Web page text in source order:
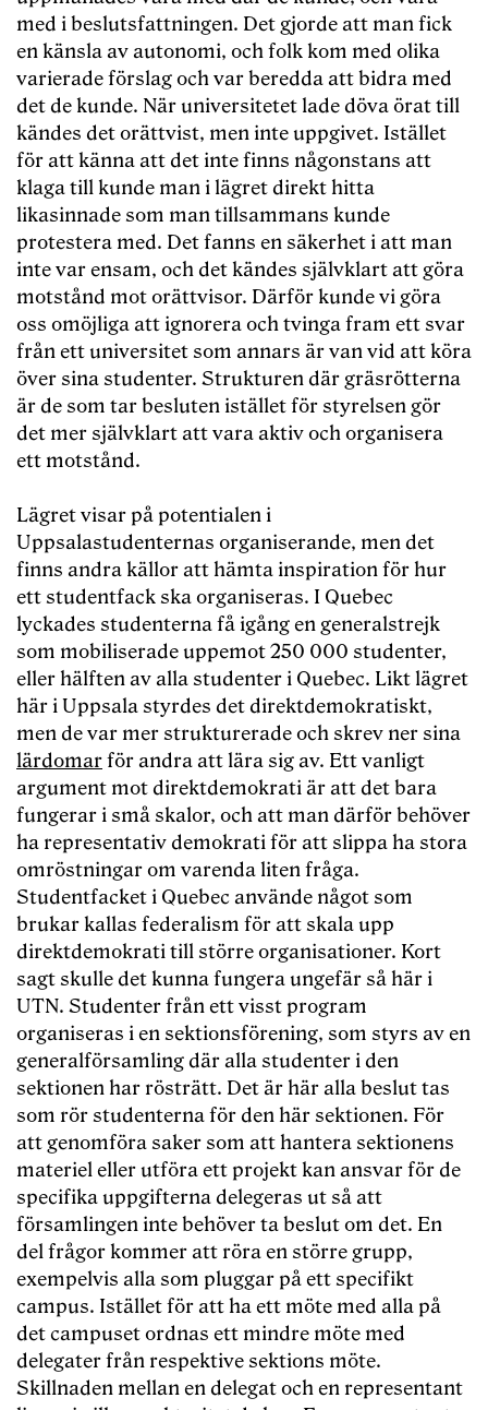
med i beslutsfattningen. Det gjorde att man fick
en känsla av autonomi, och folk kom med olika
varierade förslag och var beredda att bidra med
det de kunde. När universitetet lade döva örat till
kändes det orättvist, men inte uppgivet. Istället
för att känna att det inte finns någonstans att
klaga till kunde man i lägret direkt hitta
likasinnade som man tillsammans kunde
protestera med. Det fanns en säkerhet i att man
inte var ensam, och det kändes självklart att göra
motstånd mot orättvisor. Därför kunde vi göra
oss omöjliga att ignorera och tvinga fram ett svar
från ett universitet som annars är van vid att köra
över sina studenter. Strukturen där gräsrötterna
är de som tar besluten istället för styrelsen gör
det mer självklart att vara aktiv och organisera
ett motstånd.
Lägret visar på potentialen i
Uppsalastudenternas organiserande, men det
finns andra källor att hämta inspiration för hur
ett studentfack ska organiseras. I Quebec
lyckades studenterna få igång en generalstrejk
som mobiliserade uppemot 250 000 studenter,
eller hälften av alla studenter i Quebec. Likt lägret
här i Uppsala styrdes det direktdemokratiskt,
men de var mer strukturerade och skrev ner sina
lärdomarför andra att lära sig av. Ett vanligt
argument mot direktdemokrati är att det bara
fungerar i små skalor, och att man därför behöver
ha representativ demokrati för att slippa ha stora
omröstningar om varenda liten fråga.
Studentfacket i Quebec använde något som
brukar kallas federalism för att skala upp
direktdemokrati till större organisationer. Kort
sagt skulle det kunna fungera ungefär så här i
UTN. Studenter från ett visst program
organiseras i en sektionsförening, som styrs av en
generalförsamling där alla studenter i den
sektionen har rösträtt. Det är här alla beslut tas
som rör studenterna för den här sektionen. För
att genomföra saker som att hantera sektionens
materiel eller utföra ett projekt kan ansvar för de
specifika uppgifterna delegeras ut så att
församlingen inte behöver ta beslut om det. En
del frågor kommer att röra en större grupp,
exempelvis alla som pluggar på ett specifikt
campus. Istället för att ha ett möte med alla på
det campuset ordnas ett mindre möte med
delegater från respektive sektions möte.
Skillnaden mellan en delegat och en representant